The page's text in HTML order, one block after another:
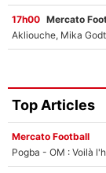
17h00 Mercato
Top Articles
Mercato Football
Pogba - OM : Voilà